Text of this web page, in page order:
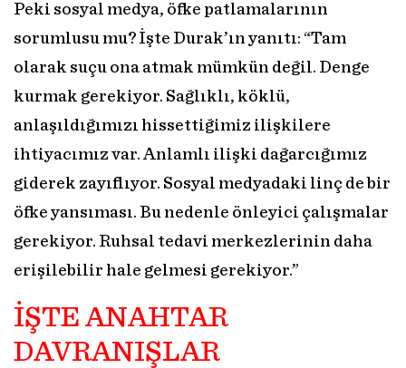
Peki sosyal medya, öfke patlamalarının
sorumlusu mu? İşte Durak’ın yanıtı: “Tam
olarak suçu ona atmak mümkün değil. Denge
kurmak gerekiyor. Sağlıklı, köklü,
anlaşıldığımızı hissettiğimiz ilişkilere
ihtiyacımız var. Anlamlı ilişki dağarcığımız
giderek zayıflıyor. Sosyal medyadaki linç de bir
öfke yansıması. Bu nedenle önleyici çalışmalar
gerekiyor. Ruhsal tedavi merkezlerinin daha
erişilebilir hale gelmesi gerekiyor.”
İŞTE ANAHTAR
DAVRANIŞLAR